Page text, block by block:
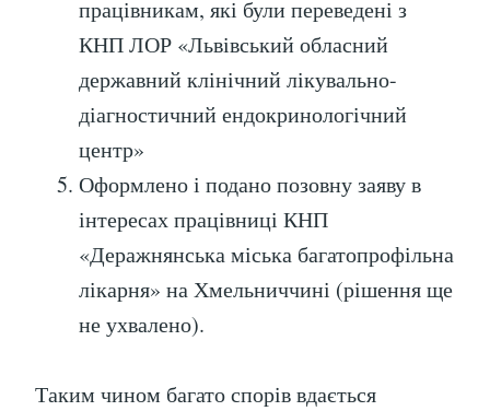
працівникам, які були переведені з
КНП ЛОР «Львівський обласний
державний клінічний лікувально-
діагностичний ендокринологічний
центр»
Оформлено і подано позовну заяву в
інтересах працівниці КНП
«Деражнянська міська багатопрофільна
лікарня» на Хмельниччині (рішення ще
не ухвалено).
Таким чином багато спорів вдається